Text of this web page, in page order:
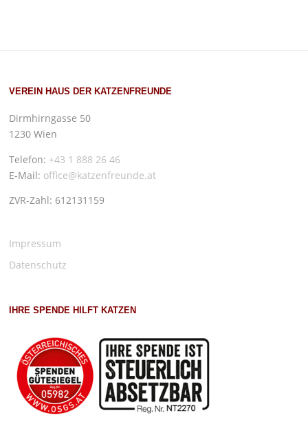
VEREIN HAUS DER KATZENFREUNDE
Dirmhirngasse 50
1230 Wien
Telefon: +43 1 888 26 46
E-Mail: office@katzenfreunde.at
ZVR-Zahl: 612131159
Impressum
Datenschutz
IHRE SPENDE HILFT KATZEN